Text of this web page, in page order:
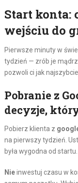
Start konta:
wejściu do
Pierwsze minuty w
tydzień — zrób je
pozwoli ci jak
Pobranie z
decyzje,
Pobierz klienta z
na pierwszy tydzień.
była wygodna od startu.
Nieinwestuj czasu w